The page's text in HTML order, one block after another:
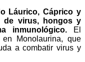
Láurico, Cáprico y
de virus, hongos y
inmunológico.El
Monolaurina, que
a combatir virus y